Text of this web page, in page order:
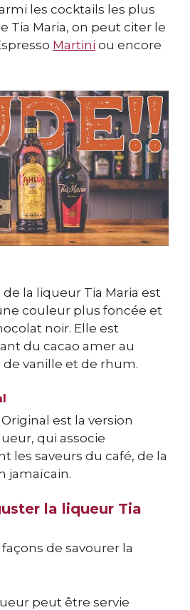
les cocktails les plus
Tia Maria, on peut citer le
Martini ou encore
la liqueur Tia Maria est
couleur plus foncée et
noir. Elle est
du cacao amer au
vanille et de rhum.
est la version
qui associe
les saveurs du café, de la
jamaïcain.
la liqueur Tia
de savourer la
peut être servie